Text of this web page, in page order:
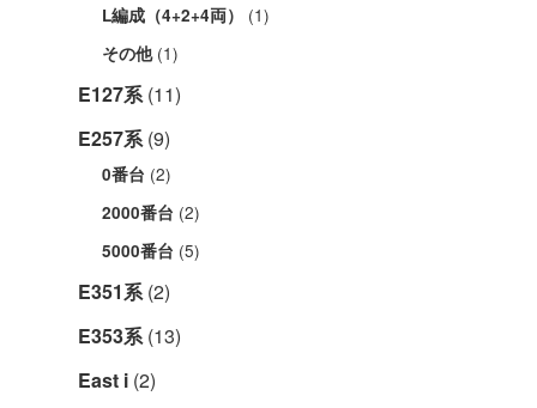
L編成（4+2+4両） (1)
その他(1)
E127系(11)
E257系(9)
0番台 (2)
2000番台 (2)
5000番台 (5)
E351系(2)
E353系(13)
East i (2)